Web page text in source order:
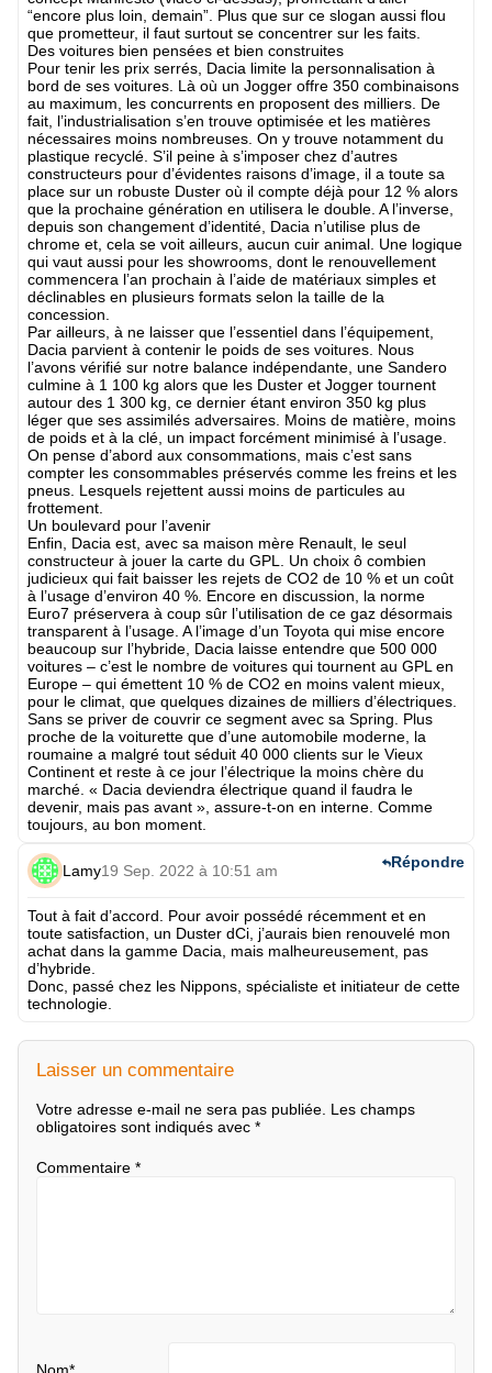
“encore plus loin, demain”. Plus que sur ce slogan aussi flou
que prometteur, il faut surtout se concentrer sur les faits.
Des voitures bien pensées et bien construites
Pour tenir les prix serrés, Dacia limite la personnalisation à
bord de ses voitures. Là où un Jogger offre 350 combinaisons
au maximum, les concurrents en proposent des milliers. De
fait, l’industrialisation s’en trouve optimisée et les matières
nécessaires moins nombreuses. On y trouve notamment du
plastique recyclé. S’il peine à s’imposer chez d’autres
constructeurs pour d’évidentes raisons d’image, il a toute sa
place sur un robuste Duster où il compte déjà pour 12 % alors
que la prochaine génération en utilisera le double. A l’inverse,
depuis son changement d’identité, Dacia n’utilise plus de
chrome et, cela se voit ailleurs, aucun cuir animal. Une logique
qui vaut aussi pour les showrooms, dont le renouvellement
commencera l’an prochain à l’aide de matériaux simples et
déclinables en plusieurs formats selon la taille de la
concession.
Par ailleurs, à ne laisser que l’essentiel dans l’équipement,
Dacia parvient à contenir le poids de ses voitures. Nous
l’avons vérifié sur notre balance indépendante, une Sandero
culmine à 1 100 kg alors que les Duster et Jogger tournent
autour des 1 300 kg, ce dernier étant environ 350 kg plus
léger que ses assimilés adversaires. Moins de matière, moins
de poids et à la clé, un impact forcément minimisé à l’usage.
On pense d’abord aux consommations, mais c’est sans
compter les consommables préservés comme les freins et les
pneus. Lesquels rejettent aussi moins de particules au
frottement.
Un boulevard pour l’avenir
Enfin, Dacia est, avec sa maison mère Renault, le seul
constructeur à jouer la carte du GPL. Un choix ô combien
judicieux qui fait baisser les rejets de CO2 de 10 % et un coût
à l’usage d’environ 40 %. Encore en discussion, la norme
Euro7 préservera à coup sûr l’utilisation de ce gaz désormais
transparent à l’usage. A l’image d’un Toyota qui mise encore
beaucoup sur l’hybride, Dacia laisse entendre que 500 000
voitures – c’est le nombre de voitures qui tournent au GPL en
Europe – qui émettent 10 % de CO2 en moins valent mieux,
pour le climat, que quelques dizaines de milliers d’électriques.
Sans se priver de couvrir ce segment avec sa Spring. Plus
proche de la voiturette que d’une automobile moderne, la
roumaine a malgré tout séduit 40 000 clients sur le Vieux
Continent et reste à ce jour l’électrique la moins chère du
marché. « Dacia deviendra électrique quand il faudra le
devenir, mais pas avant », assure-t-on en interne. Comme
toujours, au bon moment.
Lamy19 Sep. 2022 à 10:51 am
Tout à fait d’accord. Pour avoir possédé récemment et en
toute satisfaction, un Duster dCi, j’aurais bien renouvelé mon
achat dans la gamme Dacia, mais malheureusement, pas
d’hybride.
Donc, passé chez les Nippons, spécialiste et initiateur de cette
technologie.
Répondre
Laisser un commentaire
Votre adresse e-mail ne sera pas publiée. Les champs
obligatoires sont indiqués avec *
Commentaire *
Nom*